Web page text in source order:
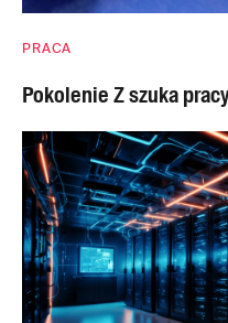
PRACA
Pokolenie Z szuka